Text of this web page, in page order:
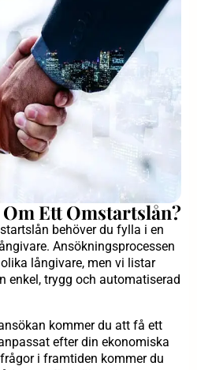
Ett Omstartslån?
behöver du fylla i en
Ansökningsprocessen
långivare, men vi listar
enkel, trygg och automatiserad
kommer du att få ett
efter din ekonomiska
i framtiden kommer du